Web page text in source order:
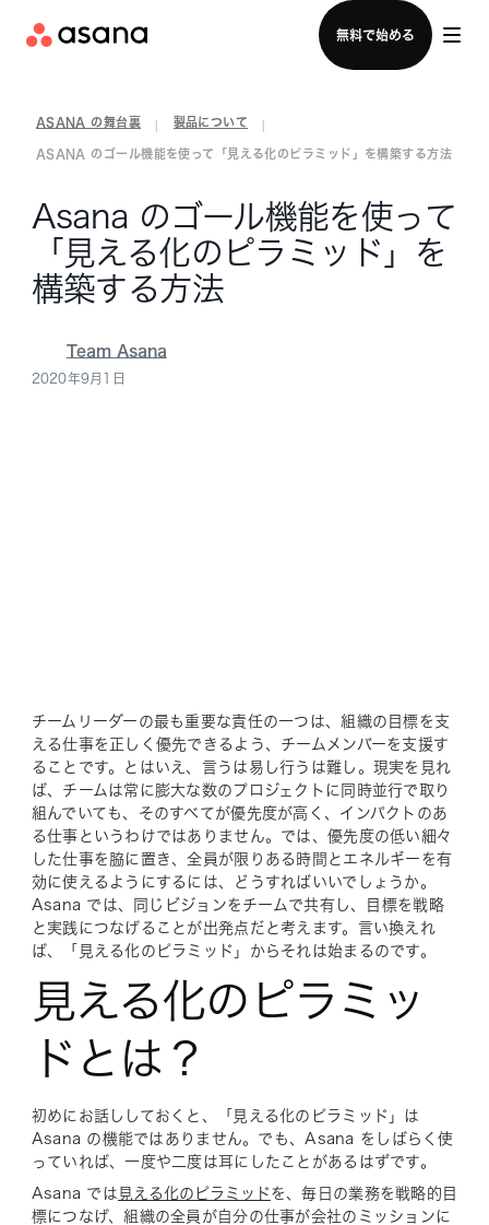
無料で始める
セールスチームに問い合わせる
ASANA の舞台裏 製品について
ASANA のゴール機能を使って「見える化のピラミッド」を構築する方法
Asana のゴール機能を使って
「見える化のピラミッド」を
構築する方法
Team Asana
2020年9月1日
チームリーダーの最も重要な責任の一つは、組織の目標を支
える仕事を正しく優先できるよう、チームメンバーを支援す
ることです。とはいえ、言うは易し行うは難し。現実を見れ
ば、チームは常に膨大な数のプロジェクトに同時並行で取り
組んでいても、そのすべてが優先度が高く、インパクトのあ
る仕事というわけではありません。では、優先度の低い細々
した仕事を脇に置き、全員が限りある時間とエネルギーを有
効に使えるようにするには、どうすればいいでしょうか。
Asana では、同じビジョンをチームで共有し、目標を戦略
と実践につなげることが出発点だと考えます。言い換えれ
ば、「見える化のピラミッド」からそれは始まるのです。
見える化のピラミッ
ドとは？
初めにお話ししておくと、「見える化のピラミッド」は
Asana の機能ではありません。でも、Asana をしばらく使
っていれば、一度や二度は耳にしたことがあるはずです。
Asana では 見える化のピラミッド を、毎日の業務を戦略的目
標につなげ、組織の全員が自分の仕事が会社のミッションに